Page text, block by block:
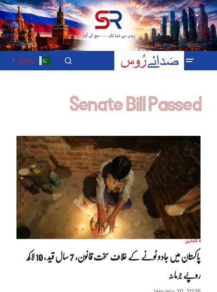
Urdu
▼
Senate Bill Passed
تازہ ترین
پاکستان میں جادو ٹونے کے خلاف سخت قانون، 7 سال قید ، 10 لاکھ
روپے جرمانہ